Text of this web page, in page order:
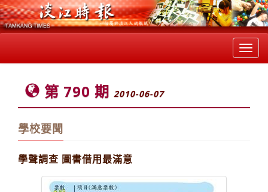
第 790 期 2010-06-07
學校要聞
學聲調查 圖書借用最滿意